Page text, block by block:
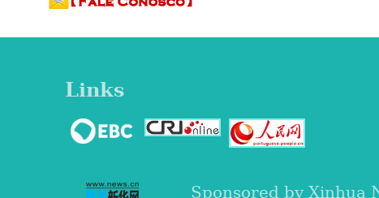
Links
Sponsored by Xinhua